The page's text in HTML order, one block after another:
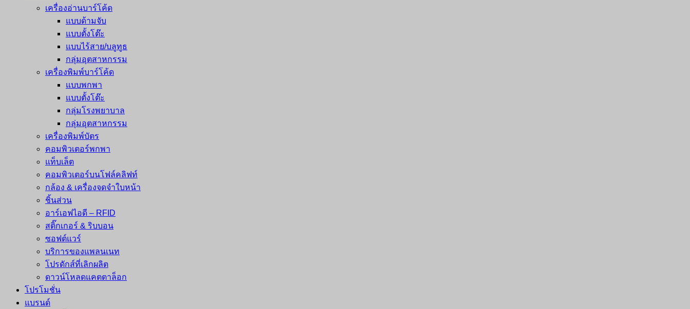
เครื่องอ่านบาร์โค้ด
แบบด้ามจับ
แบบตั้งโต๊ะ
แบบไร้สาย/บลูทูธ
กลุ่มอุตสาหกรรม
เครื่องพิมพ์บาร์โค้ด
แบบพกพา
แบบตั้งโต๊ะ
กลุ่มโรงพยาบาล
กลุ่มอุตสาหกรรม
เครื่องพิมพ์บัตร
คอมพิวเตอร์พกพา
แท็บเล็ต
คอมพิวเตอร์บนโฟล์คลิฟท์
กล้อง & เครื่องจดจำใบหน้า
ชิ้นส่วน
อาร์เอฟไอดี – RFID
สติ๊กเกอร์ & ริบบอน
ซอฟต์แวร์
บริการของแพลนเนท
โปรดักส์ที่เลิกผลิต
ดาวน์โหลดแคตตาล็อก
โปรโมชั่น
แบรนด์